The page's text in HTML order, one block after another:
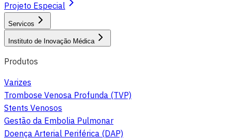
Projeto Especial
Servicos
Instituto de Inovação Médica
Produtos
Varizes
Trombose Venosa Profunda (TVP)
Stents Venosos
Gestão da Embolia Pulmonar
Doença Arterial Periférica (DAP)